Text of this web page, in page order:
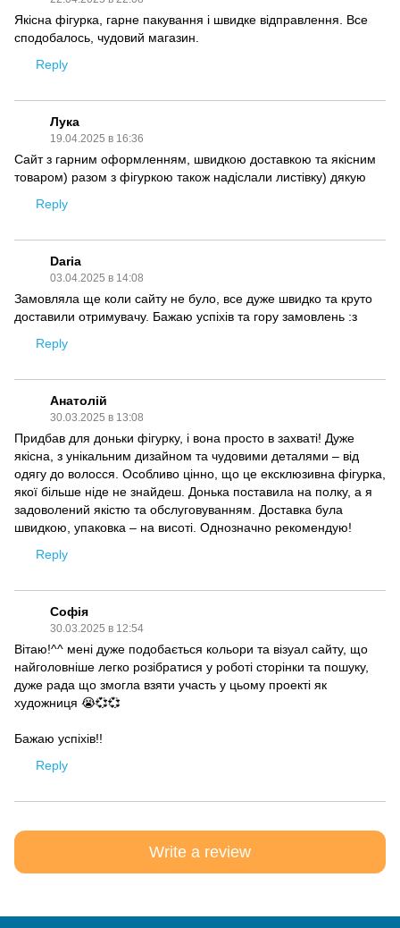
Якісна фігурка, гарне пакування і швидке відправлення. Все
сподобалось, чудовий магазин.
Reply
Лука
19.04.2025 в 16:36
Сайт з гарним оформленням, швидкою доставкою та якісним
товаром) разом з фігуркою також надіслали листівку) дякую
Reply
Daria
03.04.2025 в 14:08
Замовляла ще коли сайту не було, все дуже швидко та круто
доставили отримувачу. Бажаю успіхів та гору замовлень :з
Reply
Анатолій
30.03.2025 в 13:08
Придбав для доньки фігурку, і вона просто в захваті! Дуже
якісна, з унікальним дизайном та чудовими деталями – від
одягу до волосся. Особливо цінно, що це ексклюзивна фігурка,
якої більше ніде не знайдеш. Донька поставила на полку, а я
задоволений якістю та обслуговуванням. Доставка була
швидкою, упаковка – на висоті. Однозначно рекомендую!
Reply
Софія
30.03.2025 в 12:54
Вітаю!^^ мені дуже подобається кольори та візуал сайту, що
найголовніше легко розібратися у роботі сторінки та пошуку,
дуже рада що змогла взяти участь у цьому проекті як
художниця 😭💞💞
Бажаю успіхів!!
Reply
Write a review